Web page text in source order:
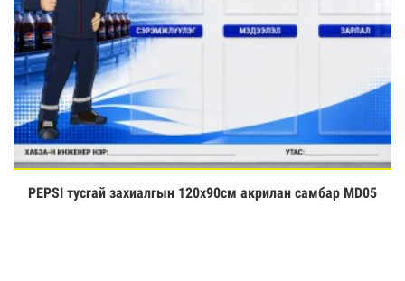
Үзэх
PEPSI тусгай захиалгын 120х90см акрилан самбар MD05